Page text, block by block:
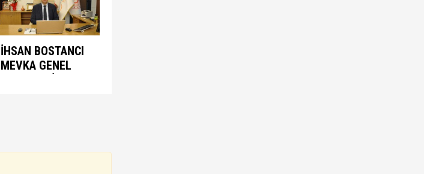
İHSAN BOSTANCI
MEVKA GENEL